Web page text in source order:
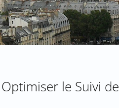
le Suivi de